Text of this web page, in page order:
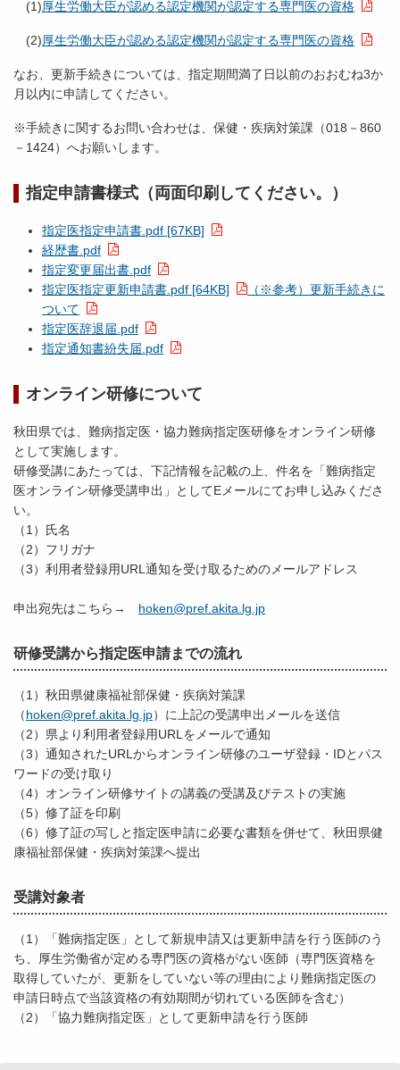
(1)厚生労働大臣が認める認定機関が認定する専門医の資格
(2)厚生労働大臣が認める認定機関が認定する専門医の資格
なお、更新手続きについては、指定期間満了日以前のおおむね3か
月以内に申請してください。
※手続きに関するお問い合わせは、保健・疾病対策課（018－860
－1424）へお願いします。
指定申請書様式（両面印刷してください。）
指定医指定申請書.pdf [67KB]
経歴書.pdf
指定変更届出書.pdf
指定医指定更新申請書.pdf [64KB]
（※参考）更新手続きに
ついて
指定医辞退届.pdf
指定通知書紛失届.pdf
オンライン研修について
秋田県では、難病指定医・協力難病指定医研修をオンライン研修
として実施します。
研修受講にあたっては、下記情報を記載の上、件名を「難病指定
医オンライン研修受講申出」としてEメールにてお申し込みくださ
い。
（1）氏名
（2）フリガナ
（3）利用者登録用URL通知を受け取るためのメールアドレス
申出宛先はこちら→ hoken@pref.akita.lg.jp
研修受講から指定医申請までの流れ
（1）秋田県健康福祉部保健・疾病対策課
（hoken@pref.akita.lg.jp）に上記の受講申出メールを送信
（2）県より利用者登録用URLをメールで通知
（3）通知されたURLからオンライン研修のユーザ登録・IDとパス
ワードの受け取り
（4）オンライン研修サイトの講義の受講及びテストの実施
（5）修了証を印刷
（6）修了証の写しと指定医申請に必要な書類を併せて、秋田県健
康福祉部保健・疾病対策課へ提出
受講対象者
（1）「難病指定医」として新規申請又は更新申請を行う医師のう
ち、厚生労働省が定める専門医の資格がない医師（専門医資格を
取得していたが、更新をしていない等の理由により難病指定医の
申請日時点で当該資格の有効期間が切れている医師を含む）
（2）「協力難病指定医」として更新申請を行う医師